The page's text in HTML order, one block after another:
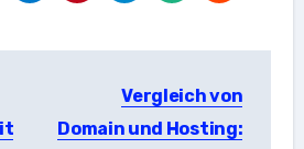
Vergleich von
Domain und Hosting: